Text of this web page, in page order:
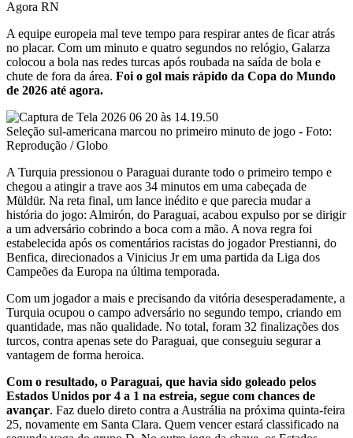
A equipe europeia mal teve tempo para respirar antes de ficar atrás
no placar. Com um minuto e quatro segundos no relógio, Galarza
colocou a bola nas redes turcas após roubada na saída de bola e
chute de fora da área. Foi o gol mais rápido da Copa do Mundo
de 2026 até agora.
Seleção sul-americana marcou no primeiro minuto de jogo - Foto:
Reprodução / Globo
A Turquia pressionou o Paraguai durante todo o primeiro tempo e
chegou a atingir a trave aos 34 minutos em uma cabeçada de
Müldür. Na reta final, um lance inédito e que parecia mudar a
história do jogo: Almirón, do Paraguai, acabou expulso por se dirigir
a um adversário cobrindo a boca com a mão. A nova regra foi
estabelecida após os comentários racistas do jogador Prestianni, do
Benfica, direcionados a Vinicius Jr em uma partida da Liga dos
Campeões da Europa na última temporada.
Com um jogador a mais e precisando da vitória desesperadamente, a
Turquia ocupou o campo adversário no segundo tempo, criando em
quantidade, mas não qualidade. No total, foram 32 finalizações dos
turcos, contra apenas sete do Paraguai, que conseguiu segurar a
vantagem de forma heroica.
Com o resultado, o Paraguai, que havia sido goleado pelos
Estados Unidos por 4 a 1 na estreia, segue com chances de
avançar. Faz duelo direto contra a Austrália na próxima quinta-feira
25, novamente em Santa Clara. Quem vencer estará classificado na